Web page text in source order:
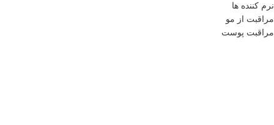
نرم کننده ها
مراقبت از مو
مراقبت پوست